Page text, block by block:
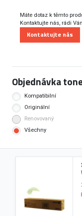
Máte dotaz k těmto
Kontaktujte nás, rádi
Kontaktujte nás
Objednávka
Kompatibilní
Originální
Renovovaný
Všechny